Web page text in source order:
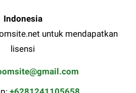
Indonesia
untuk mendapatkan
lisensi